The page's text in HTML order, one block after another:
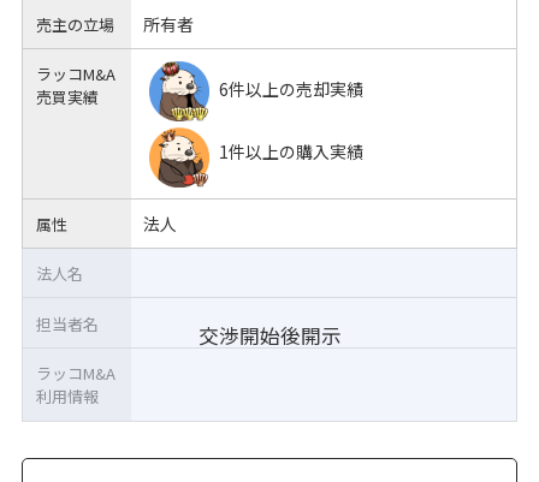
売主の立場 所有者
ラッコM&A
売買実績
6件以上の売却実績
1件以上の購入実績
属性 法人
交渉開始後開示
法人名
担当者名
ラッコM&A
利用情報